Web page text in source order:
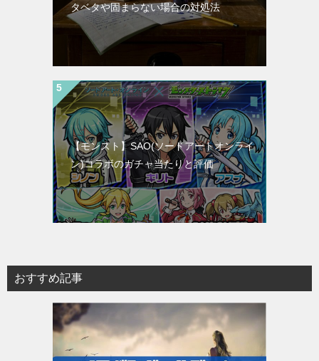
タベタや固まらない場合の対処法
【モンスト】SAO(ソードアートオンライ
ン)コラボのガチャ当たりと評価
おすすめ記事